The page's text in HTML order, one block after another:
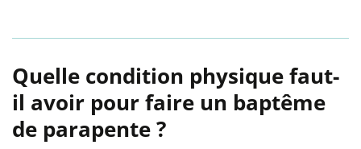
Quelle condition physique faut-
il avoir pour faire un baptême
de parapente ?